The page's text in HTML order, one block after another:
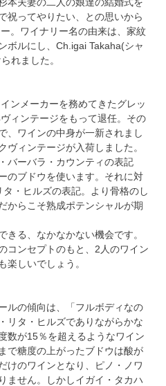
祝ってやりたい、との思いから
。ワイナリー名の由来は、家紋
ボルにし、Ch.igai Takaha(シャ
れました。
ンメーカーを務めてきたグレッ
ィンテージをもって退任。その
、ワインの中身が一新されまし
ヴィンテージが入荷しました。
バーバラ・カウンティの表記
のブドウを使います。それに対
・ヒルズの表記。より骨格のし
からこそ熟成ポテンシャルが期
きる、なかなかない機会です。
コンセプトのもと、2人のワイン
楽しいでしょう。
ルの傾向は、「フルボディなの
リタ・ヒルズでありながらかな
数が15％を超えるようなワイン
で糖度の上がったブドウは酸が
けのワインとなり、ピノ・ノワ
ません。しかしイガイ・タカハ